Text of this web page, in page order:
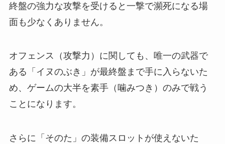
終盤の強力な攻撃を受けると一撃で瀕死になる場
面も少なくありません。
オフェンス（攻撃力）に関しても、唯一の武器で
ある「イヌのぶき」が最終盤まで手に入らないた
め、ゲームの大半を素手（噛みつき）のみで戦う
ことになります。
さらに「そのた」の装備スロットが使えないた